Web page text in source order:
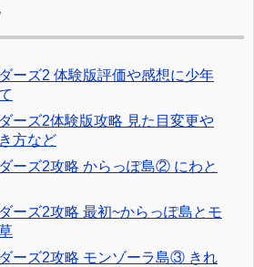
ーズ2 体験版評価や感想に少年
ーズ2体験版攻略 見た目変更や
方など
ーズ2攻略 からっぽ島② にわと
ーズ2攻略 最初~からっぽ島とモ
ーズ2攻略 モンゾーラ島③ きれ